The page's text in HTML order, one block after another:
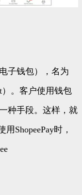
子钱包），名为
）。客户使用钱包
种手段。这样，就
ShopeePay时，